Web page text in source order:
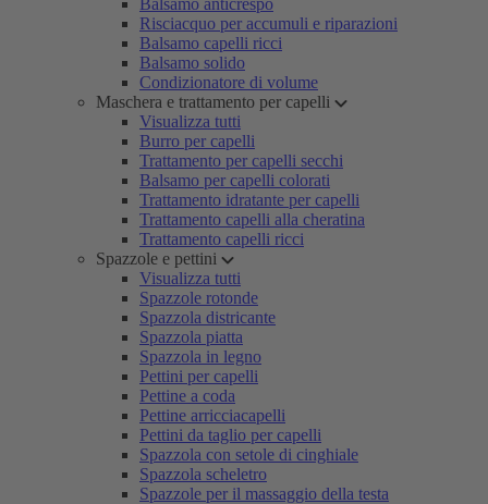
Balsamo anticrespo
Risciacquo per accumuli e riparazioni
Balsamo capelli ricci
Balsamo solido
Condizionatore di volume
Maschera e trattamento per capelli
Visualizza tutti
Burro per capelli
Trattamento per capelli secchi
Balsamo per capelli colorati
Trattamento idratante per capelli
Trattamento capelli alla cheratina
Trattamento capelli ricci
Spazzole e pettini
Visualizza tutti
Spazzole rotonde
Spazzola districante
Spazzola piatta
Spazzola in legno
Pettini per capelli
Pettine a coda
Pettine arricciacapelli
Pettini da taglio per capelli
Spazzola con setole di cinghiale
Spazzola scheletro
Spazzole per il massaggio della testa